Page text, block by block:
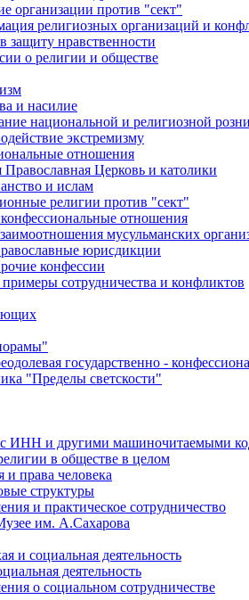
организации против "сект"
религиозных организаций и
защиту нравственности
о религии и обществе
и насилие
национальной и религиозной
экстремизму
отношения
Православная Церковь и католики
и ислам
религии против "сект"
отношения
мусульманских
юрисдикции
конфессии
сотрудничества и конфликтов
государственно -
"Пределы светскости"
с ИНН и другими машиночитаемыми
в обществе в целом
и права человека
структуры
и практическое сотрудничество
им. А.Сахарова
и социальная деятельность
деятельность
о социальном сотрудничестве